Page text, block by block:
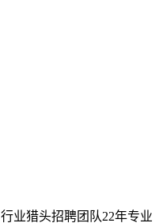
行业猎头招聘团队22年专业